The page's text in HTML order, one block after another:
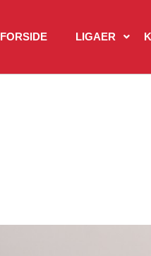
FORSIDE LIGAER